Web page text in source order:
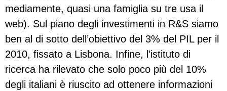
mediamente, quasi una famiglia su tre usa il
web). Sul piano degli investimenti in R&S siamo
ben al di sotto dell’obiettivo del 3% del PIL per il
2010, fissato a Lisbona. Infine, l’istituto di
ricerca ha rilevato che solo poco più del 10%
degli italiani è riuscito ad ottenere informazioni